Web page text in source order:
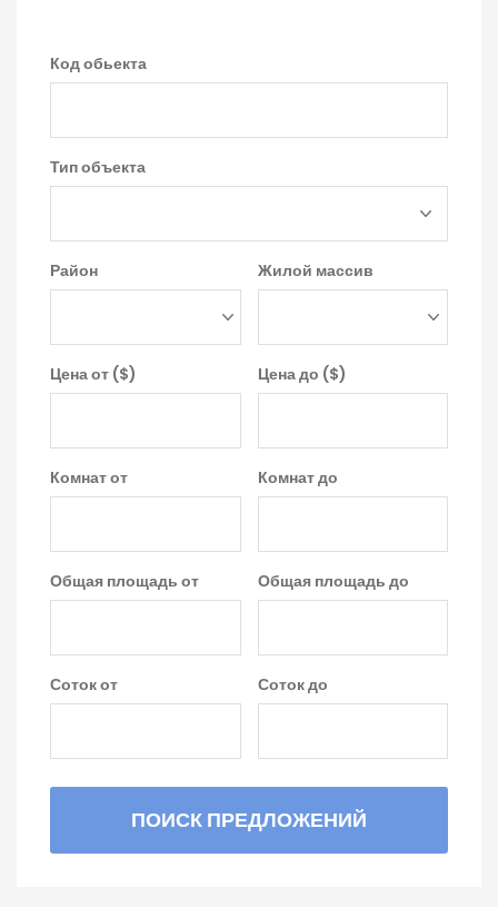
Код обьекта
Тип объекта
Район Жилой массив
Цена от ($) Цена до ($)
Комнат от Комнат до
Общая площадь от Общая площадь до
Соток от Соток до
ПОИСК ПРЕДЛОЖЕНИЙ